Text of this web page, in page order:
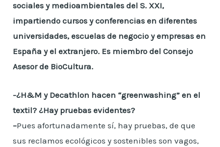
sociales y medioambientales del S. XXI,
impartiendo cursos y conferencias en diferentes
universidades, escuelas de negocio y empresas en
España y el extranjero. Es miembro del Consejo
Asesor de BioCultura.
-¿H&M y Decathlon hacen “greenwashing” en el
textil? ¿Hay pruebas evidentes?
–Pues afortunadamente sí, hay pruebas, de que
sus reclamos ecológicos y sostenibles son vagos,